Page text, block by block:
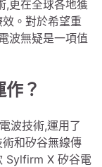
,更在全球各地獲
。對於希望重
波無疑是一項值
？
波技術,運用了
和矽谷無線傳
Sylfirm X 矽谷電